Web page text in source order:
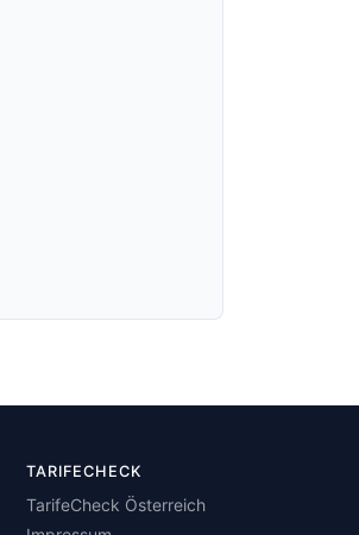
TARIFECHECK
TarifeCheck Österreich